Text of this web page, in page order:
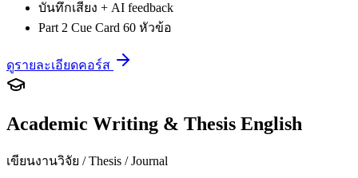
บันทึกเสียง + AI feedback
Part 2 Cue Card 60 หัวข้อ
ดูรายละเอียดคอร์ส
Academic Writing & Thesis English
เขียนงานวิจัย / Thesis / Journal